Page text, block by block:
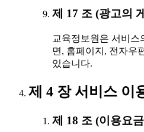
제 17 조 (광고의
교육정보원은 서비스
면, 홈페이지, 전자우
있습니다.
제 4 장 서비스 이
제 18 조 (이용요